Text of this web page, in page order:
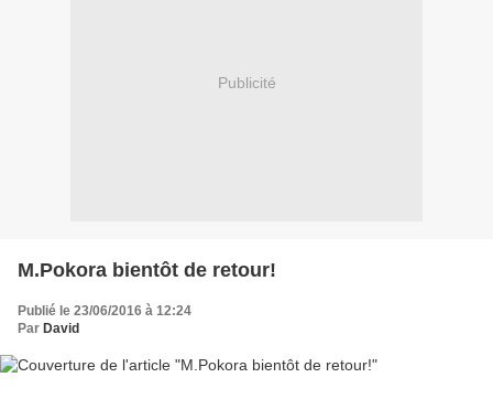
Publicité
M.Pokora bientôt de retour!
Publié le 23/06/2016 à 12:24
Par David